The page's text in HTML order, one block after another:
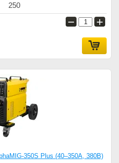
250
− +
350S Plus (40–350А, 380В)